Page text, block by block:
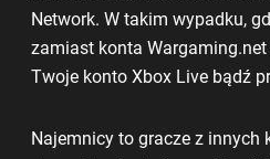
Network. W takim wypadku,
zamiast konta
Twoje konto Xbox Live bądź
Najemnicy to gracze z innych